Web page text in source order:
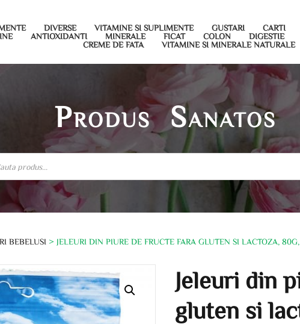
DIVERSE VITAMINE SI SUPLIMENTE GUSTARI
CARTI
ANTIOXIDANTI MINERALE FICAT COLON
DIGESTIE
CREME DE FATA
VITAMINE SI MINERALE NATURALE
Produs Sanatos
BEBELUSI > JELEURI DIN PIURE DE FRUCTE FARA GLUTEN SI LACTOZA,
Jeleuri din
gluten si